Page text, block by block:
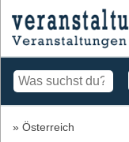
Österreich